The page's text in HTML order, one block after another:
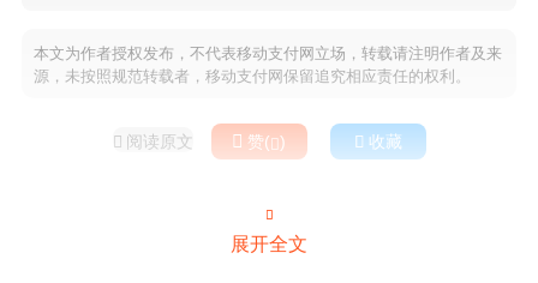
本文为作者授权发布，不代表移动支付网立场，转载请注明作者及来
源，未按照规范转载者，移动支付网保留追究相应责任的权利。
 阅读原文  赞()  收藏

展开全文